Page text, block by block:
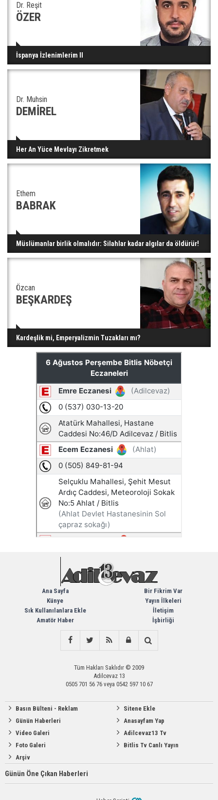
Dr. Reşit
ÖZER
İspanya İzlenimlerim II
Dr. Muhsin
DEMİREL
Her An Yüce Mevlayı Zikretmek
Ethem
BABRAK
Müslümanlar birlik olmalıdır: Silahlar kadar algılar da öldürür!
Özcan
BEŞKARDEŞ
Kardeşlik mi, Emperyalizmin Tuzakları mı?
Ana Sayfa
Künye
Sık Kullanılanlara Ekle
Amatör Haber
Bir Fikrim Var
Yayın İlkeleri
İletişim
İşbirliği
Tüm Hakları Saklıdır © 2009
Adilcevaz 13
0505 701 56 76 veya 0542 597 10 67
Basın Bülteni - Reklam
Günün Haberleri
Video Galeri
Foto Galeri
Arşiv
Sitene Ekle
Anasayfam Yap
Adilcevaz13 Tv
Bitlis Tv Canlı Yayın
Günün Öne Çıkan Haberleri